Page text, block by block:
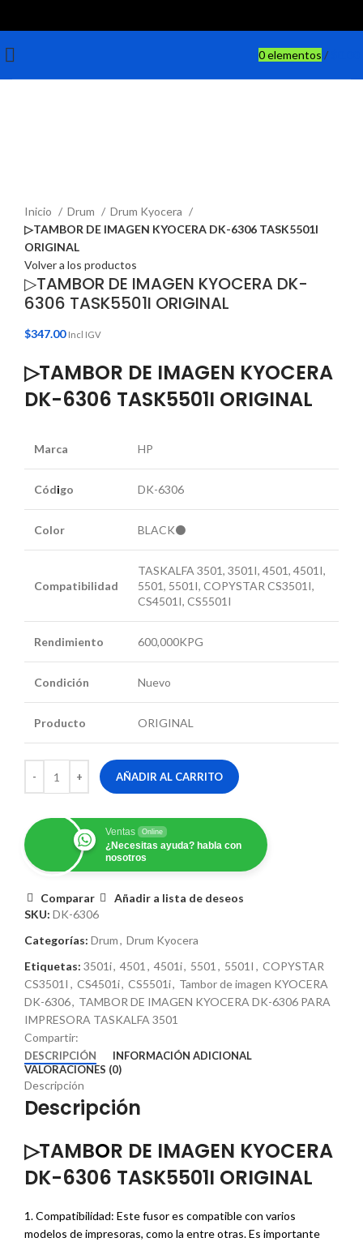
0elementos /
Inicio
Drum
Drum Kyocera
▷TAMBOR DE IMAGEN KYOCERA DK-6306 TASK5501I
ORIGINAL
Volver a los productos
▷TAMBOR DE IMAGEN KYOCERA DK-
6306 TASK5501I ORIGINAL
$347.00 Incl IGV
▷TAMBOR DE IMAGEN KYOCERA
DK-6306 TASK5501I ORIGINAL
Marca HP
Código DK-6306
Color BLACK⚫
Compatibilidad
TASKALFA 3501, 3501I, 4501, 4501I,
5501, 5501I, COPYSTAR CS3501I,
CS4501I, CS5501I
Rendimiento 600,000KPG
Condición Nuevo
Producto ORIGINAL
AÑADIR AL CARRITO
Ventas Online
¿Necesitas ayuda? habla con
nosotros
Comparar
Añadir a lista de deseos
SKU: DK-6306
Categorías: Drum, Drum Kyocera
Etiquetas: 3501i, 4501, 4501i, 5501, 5501I , COPYSTAR
CS3501I , CS4501i, CS5501i, Tambor de imagen KYOCERA
DK-6306, TAMBOR DE IMAGEN KYOCERA DK-6306 PARA
IMPRESORA TASKALFA 3501
Compartir:
DESCRIPCIÓN
INFORMACIÓN ADICIONAL
VALORACIONES (0)
Descripción
Descripción
▷TAMBOR DE IMAGEN KYOCERA
DK-6306 TASK5501I ORIGINAL
1. Compatibilidad: Este fusor es compatible con varios
modelos de impresoras, como la entre otras. Es importante